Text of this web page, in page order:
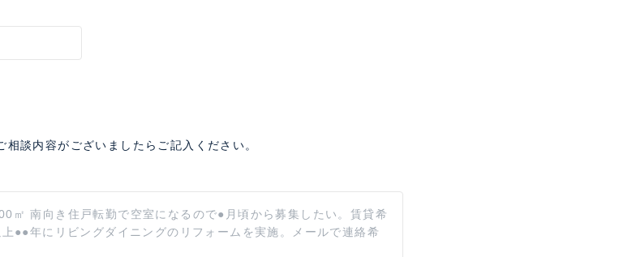
談内容がございましたらご記入ください。